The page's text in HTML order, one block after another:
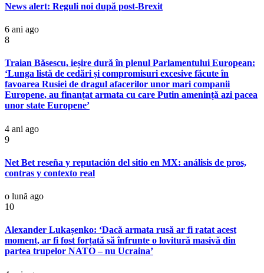
News alert: Reguli noi după post-Brexit
6 ani ago
8
Traian Băsescu, ieșire dură în plenul Parlamentului European:
‘Lunga listă de cedări și compromisuri excesive făcute în
favoarea Rusiei de dragul afacerilor unor mari companii
Europene, au finanțat armata cu care Putin amenință azi pacea
unor state Europene’
4 ani ago
9
Net Bet reseña y reputación del sitio en MX: análisis de pros,
contras y contexto real
o lună ago
10
Alexander Lukașenko: ‘Dacă armata rusă ar fi ratat acest
moment, ar fi fost forțată să înfrunte o lovitură masivă din
partea trupelor NATO – nu Ucraina’